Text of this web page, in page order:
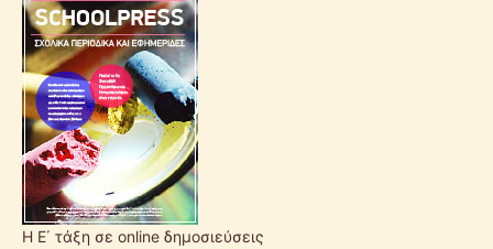
Η Ε΄ τάξη σε online δημοσιεύσεις